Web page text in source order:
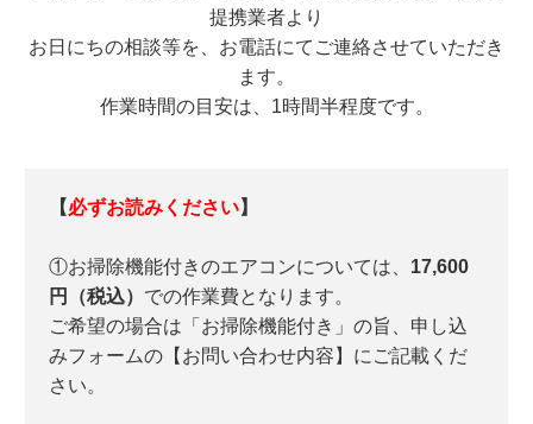
提携業者より
お日にちの相談等を、お電話にてご連絡させていただき
ます。
作業時間の目安は、1時間半程度です。
【必ずお読みください】
①お掃除機能付きのエアコンについては、 17,600
円（税込） での作業費となります。
ご希望の場合は「お掃除機能付き」の旨、申し込
みフォームの【お問い合わせ内容】にご記載くだ
さい。